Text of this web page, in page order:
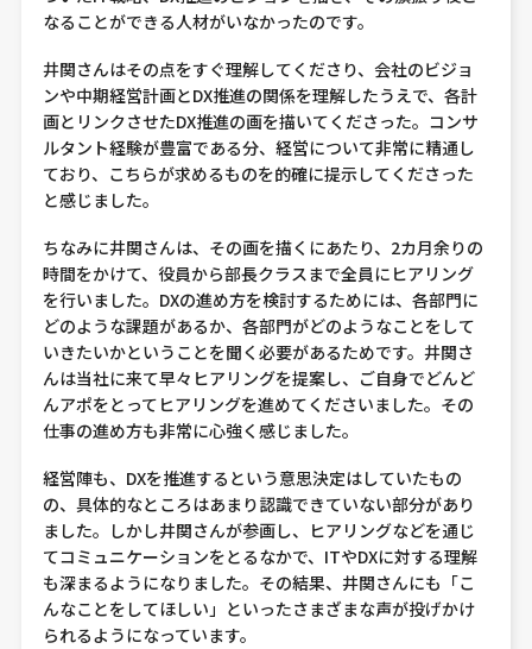
なることができる人材がいなかったのです。
井関さんはその点をすぐ理解してくださり、会社のビジョ
ンや中期経営計画とDX推進の関係を理解したうえで、各計
画とリンクさせたDX推進の画を描いてくださった。コンサ
ルタント経験が豊富である分、経営について非常に精通し
ており、こちらが求めるものを的確に提示してくださった
と感じました。
ちなみに井関さんは、その画を描くにあたり、2カ月余りの
時間をかけて、役員から部長クラスまで全員にヒアリング
を行いました。DXの進め方を検討するためには、各部門に
どのような課題があるか、各部門がどのようなことをして
いきたいかということを聞く必要があるためです。井関さ
んは当社に来て早々ヒアリングを提案し、ご自身でどんど
んアポをとってヒアリングを進めてくださいました。その
仕事の進め方も非常に心強く感じました。
経営陣も、DXを推進するという意思決定はしていたもの
の、具体的なところはあまり認識できていない部分があり
ました。しかし井関さんが参画し、ヒアリングなどを通じ
てコミュニケーションをとるなかで、ITやDXに対する理解
も深まるようになりました。その結果、井関さんにも「こ
んなことをしてほしい」といったさまざまな声が投げかけ
られるようになっています。